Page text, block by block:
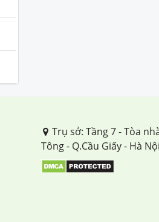
Trụ sở: Tầng 7 - Tòa
Tông - Q.Cầu Giấy - Hà Nội